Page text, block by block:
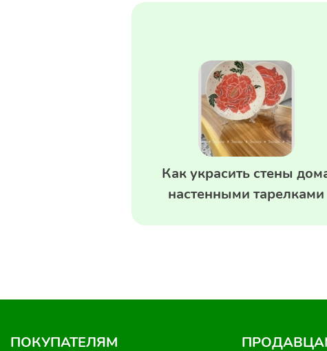
Как украсить стены
настенными тарелками
ПОКУПАТЕЛЯМ